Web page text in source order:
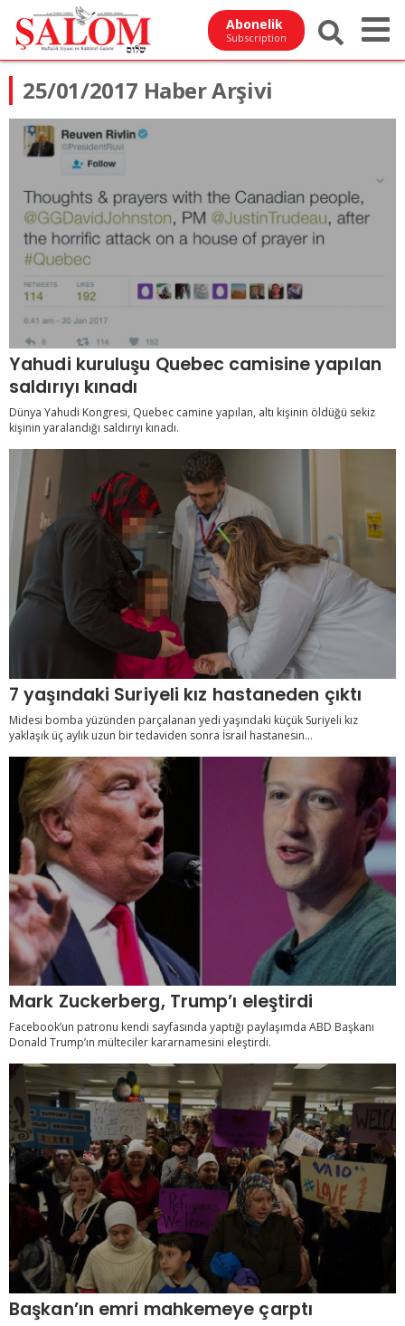
Abonelik
Subscription
25/01/2017 Haber Arşivi
Yahudi kuruluşu Quebec camisine yapılan
saldırıyı kınadı
Dünya Yahudi Kongresi, Quebec camine yapılan, altı kişinin öldüğü sekiz
kişinin yaralandığı saldırıyı kınadı.
7 yaşındaki Suriyeli kız hastaneden çıktı
Midesi bomba yüzünden parçalanan yedi yaşındaki küçük Suriyeli kız
yaklaşık üç aylık uzun bir tedaviden sonra İsrail hastanesin...
Mark Zuckerberg, Trump’ı eleştirdi
Facebook’un patronu kendi sayfasında yaptığı paylaşımda ABD Başkanı
Donald Trump’ın mülteciler kararnamesini eleştirdi.
Başkan’ın emri mahkemeye çarptı